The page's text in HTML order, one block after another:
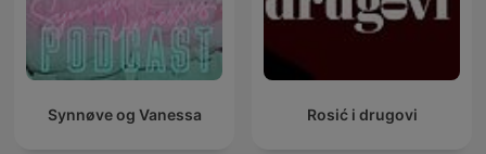
Synnøve og Vanessa Rosić i drugovi